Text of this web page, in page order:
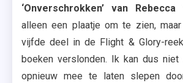
‘Onverschrokken’ van Rebecca
alleen een plaatje om te zien,
vijfde deel in de Flight & Glory-
boeken verslonden. Ik kan dus
opnieuw mee te laten slepen